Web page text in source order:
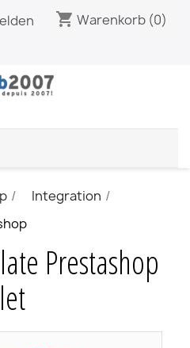
shopping_cart Warenkorb (0)
Integration
Prestashop